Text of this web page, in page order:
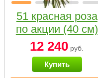
51 красная роза
по акции (40 см)
12 240 руб.
Купить